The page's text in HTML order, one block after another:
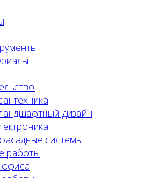
дизайн
системы
работы